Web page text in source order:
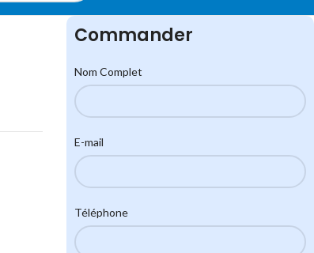
Commander
Nom Complet
E-mail
Téléphone